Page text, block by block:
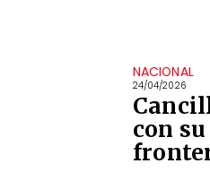
NACIONAL
24/04/2026
con